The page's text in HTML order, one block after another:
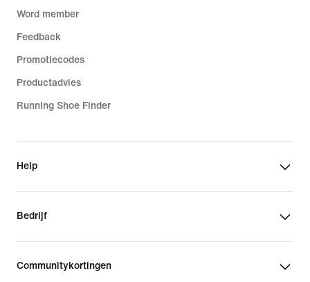
Word member
Feedback
Promotiecodes
Productadvies
Running Shoe Finder
Help
Bedrijf
Communitykortingen